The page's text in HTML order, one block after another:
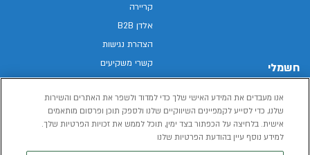
חשמלי
רכב חשמלי
הכל על רכב חשמלי
קריירה
אלדן B2B
הצהרת נגישות
קשרי משקיעים
מפת האתר
מדיניות פרטיות
תנאי שימוש
אנו מעבדים את המידע האישי שלך כדי למדוד ולשפר את האתרים והשירות
שלנו, כדי לסייע לקמפיינים השיווקיים שלנו ולספק תוכן ופרסום מותאמים
אישית. בלחיצה על הכפתור בצד ימין, תוכל לממש את זכויות הפרטיות שלך.
למידע נוסף עיין בהודעת הפרטיות שלנו